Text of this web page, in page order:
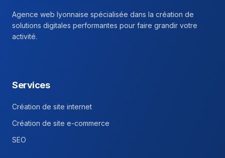
Agence web lyonnaise spécialisée dans la création de
solutions digitales performantes pour faire grandir votre
activité.
Services
Création de site internet
Création de site e-commerce
SEO